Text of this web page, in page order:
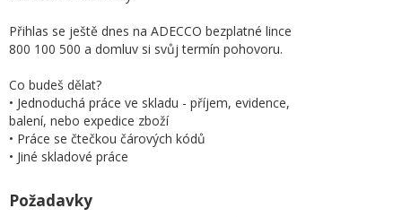
Přihlas se ještě dnes na ADECCO bezplatné lince
800 100 500 a domluv si svůj termín pohovoru.
Co budeš dělat?
• Jednoduchá práce ve skladu - příjem, evidence,
balení, nebo expedice zboží
• Práce se čtečkou čárových kódů
• Jiné skladové práce
Požadavky